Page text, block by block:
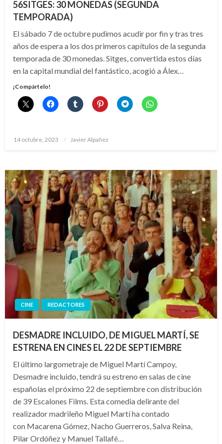
56SITGES: 30 MONEDAS (SEGUNDA
TEMPORADA)
El sábado 7 de octubre pudimos acudir por fin y tras tres
años de espera a los dos primeros capítulos de la segunda
temporada de 30 monedas. Sitges, convertida estos días
en la capital mundial del fantástico, acogió a Álex…
¡Compártelo!
Publicado
14 octubre, 2023 Javier Alpañez
CINE REDACTORES
DESMADRE INCLUIDO, DE MIGUEL MARTÍ, SE
ESTRENA EN CINES EL 22 DE SEPTIEMBRE
El último largometraje de Miguel Martí Campoy,
Desmadre incluido, tendrá su estreno en salas de cine
españolas el próximo 22 de septiembre con distribución
de 39 Escalones Films. Esta comedia delirante del
realizador madrileño Miguel Martí ha contado
con Macarena Gómez, Nacho Guerreros, Salva Reina,
Pilar Ordóñez y Manuel Tallafé…